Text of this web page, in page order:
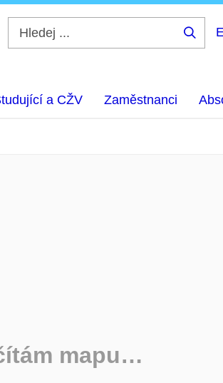
a CŽV Zaměstnanci
mapu…